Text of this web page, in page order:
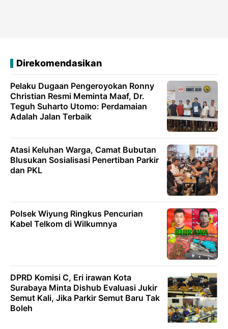
Direkomendasikan
Pelaku Dugaan Pengeroyokan Ronny
Christian Resmi Meminta Maaf, Dr.
Teguh Suharto Utomo: Perdamaian
Adalah Jalan Terbaik
Atasi Keluhan Warga, Camat Bubutan
Blusukan Sosialisasi Penertiban Parkir
dan PKL
Polsek Wiyung Ringkus Pencurian
Kabel Telkom di Wilkumnya
DPRD Komisi C, Eri irawan Kota
Surabaya Minta Dishub Evaluasi Jukir
Semut Kali, Jika Parkir Semut Baru Tak
Boleh